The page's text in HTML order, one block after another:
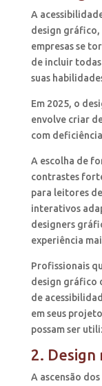
A
design gráfico,
empresas se
de incluir
suas
Em 2025, o
envolve criar
com
A escolha de
contrastes
para leitores
interativos
designers
experiência
Profissionais
design gráfico
de
em seus
possam ser
2.
A ascensão